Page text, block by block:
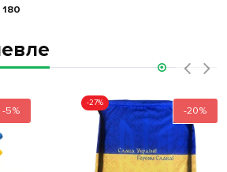
180
-5% -20%
-27%